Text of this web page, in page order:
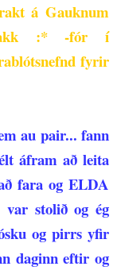
á Gauknum
:*
-fór í
fyrir
au pair... fann
áfram að leita
fara og ELDA
var stolið og ég
og pirrs yfir
daginn eftir og